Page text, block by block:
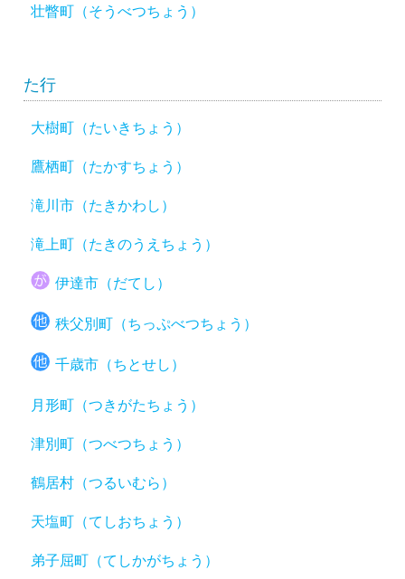
壮瞥町（そうべつちょう）
た行
大樹町（たいきちょう）
鷹栖町（たかすちょう）
滝川市（たきかわし）
滝上町（たきのうえちょう）
伊達市（だてし）
秩父別町（ちっぷべつちょう）
千歳市（ちとせし）
月形町（つきがたちょう）
津別町（つべつちょう）
鶴居村（つるいむら）
天塩町（てしおちょう）
弟子屈町（てしかがちょう）